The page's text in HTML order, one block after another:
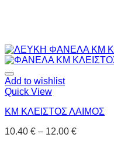
Add to wishlist
Quick View
KM ΚΛΕΙΣΤΟΣ ΛΑΙΜΟΣ
10.40 € – 12.00 €